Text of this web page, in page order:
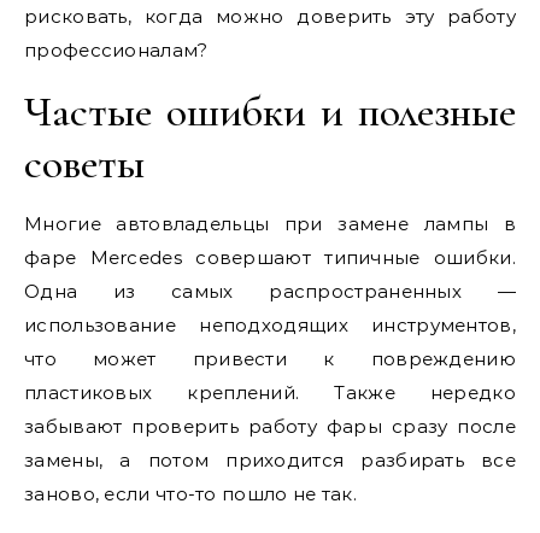
рисковать, когда можно доверить эту работу
профессионалам?
Частые ошибки и полезные
советы
Многие автовладельцы при замене лампы в
фаре Mercedes совершают типичные ошибки.
Одна из самых распространенных —
использование неподходящих инструментов,
что может привести к повреждению
пластиковых креплений. Также нередко
забывают проверить работу фары сразу после
замены, а потом приходится разбирать все
заново, если что-то пошло не так.